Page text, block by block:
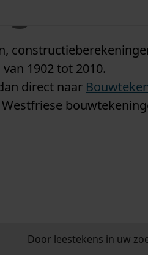
1902 tot 2010.
direct naar
Door leestekens in uw